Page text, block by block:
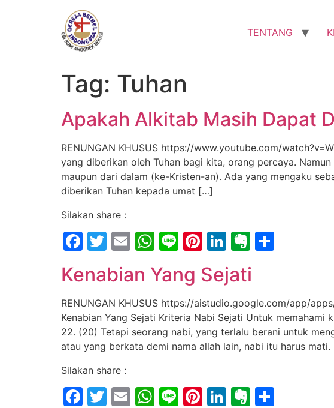
TENTANG
Tag: Tuhan
Apakah Alkitab Masih Dapat
RENUNGAN KHUSUS https://www.youtube.com/
yang diberikan oleh Tuhan bagi kita, orang percaya.
maupun dari dalam (ke-Kristen-an). Ada yang mengaku
diberikan Tuhan kepada umat […]
Silakan share :
Facebook
Twitter
EmailWhatsApp
LinePinterest
LinkedIn
Evernote
Kenabian Yang Sejati
RENUNGAN KHUSUS https://aistudio.google.com/app/
Kenabian Yang Sejati Kriteria Nabi Sejati Untuk
22. (20) Tetapi seorang nabi, yang terlalu berani untuk
atau yang berkata demi nama allah lain, nabi itu harus
Silakan share :
Facebook
Twitter
EmailWhatsApp
LinePinterest
LinkedIn
Evernote